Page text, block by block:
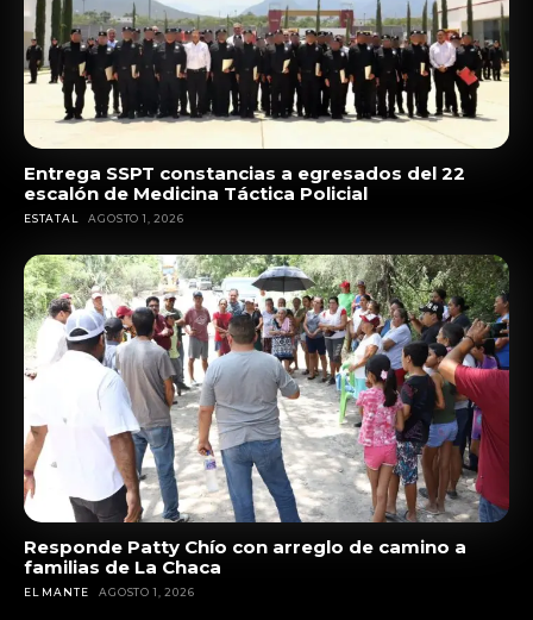
Entrega SSPT constancias a egresados del 22
escalón de Medicina Táctica Policial
ESTATAL AGOSTO 1, 2026
Responde Patty Chío con arreglo de camino a
familias de La Chaca
EL MANTE AGOSTO 1, 2026